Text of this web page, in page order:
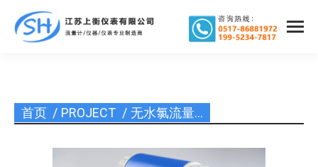
您在这里：
首页 PROJECT 无水氯流量…